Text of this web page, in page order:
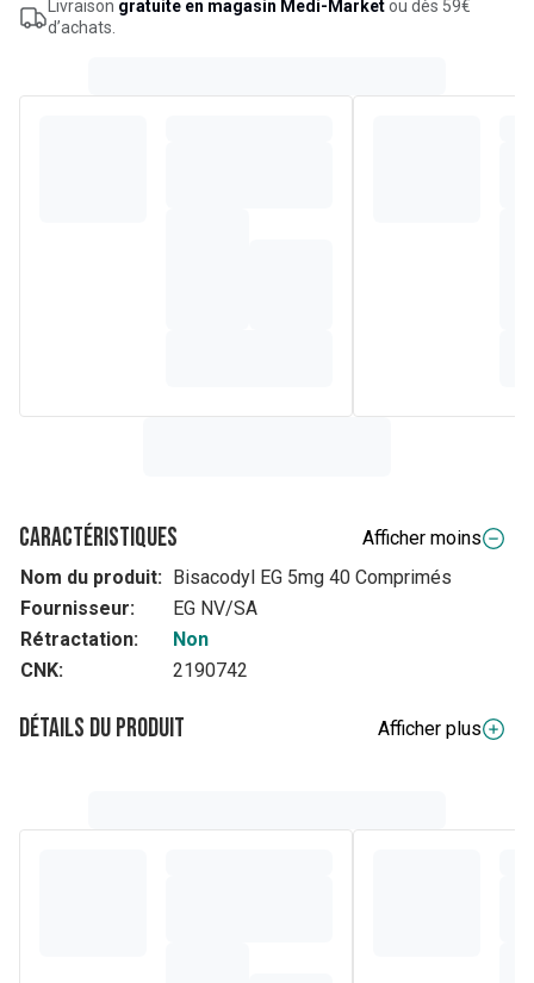
Livraison gratuite en magasin Medi-Marketou dès 59€
d’achats.
Caractéristiques
Afficher moins
Nom du produit: Bisacodyl EG 5mg 40 Comprimés
Fournisseur:
EG NV/SA
Rétractation:
Non
CNK:
2190742
Détails du produit
Afficher plus
Les autres composants sont: lactose monohydraté, silice